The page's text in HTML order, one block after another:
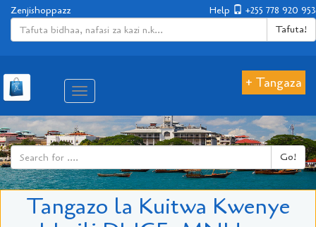
Help +255 778 920 953
Zenjishoppazz
Tafuta!
Aina
ya
matembezi
+ Tangaza
Go!
Tangazo la Kuitwa Kwenye